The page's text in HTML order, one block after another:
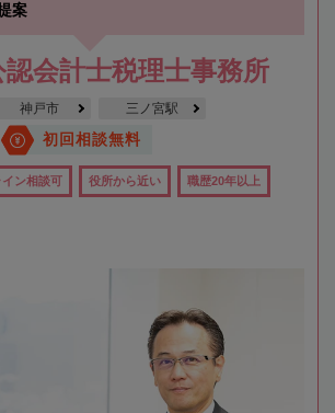
案
会計士税理士事務所
神戸市 三ノ宮駅
初回相談無料
イン相談可 役所から近い 職歴20年以上